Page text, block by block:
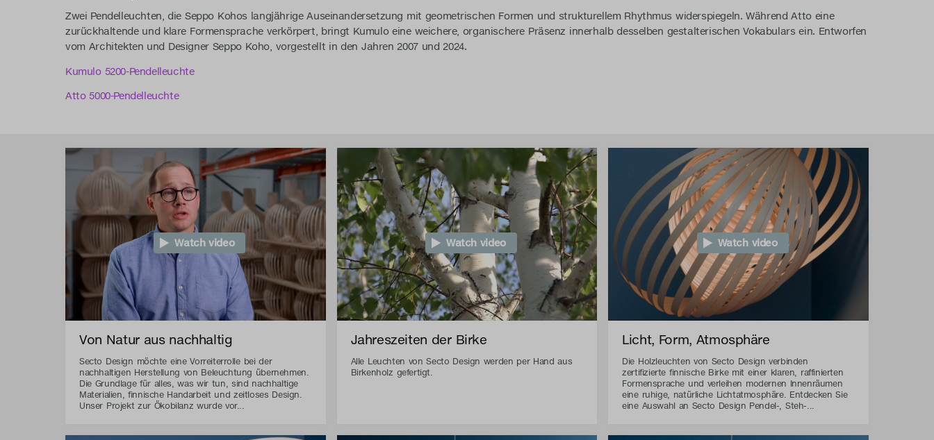
Zwei Pendelleuchten, die Seppo Kohos langjährige Auseinandersetzung mit geometrischen Formen und strukturellem Rhythmus widerspiegeln. Während Atto eine
zurückhaltende und klare Formensprache verkörpert, bringt Kumulo eine weichere, organischere Präsenz innerhalb desselben gestalterischen Vokabulars ein. Entworfen
vom Architekten und Designer Seppo Koho, vorgestellt in den Jahren 2007 und 2024.
Kumulo 5200-Pendelleuchte
Atto 5000-Pendelleuchte
Watch video
Von Natur aus nachhaltig
Secto Design möchte eine Vorreiterrolle bei der
nachhaltigen Herstellung von Beleuchtung übernehmen.
Die Grundlage für alles, was wir tun, sind nachhaltige
Materialien, finnische Handarbeit und zeitloses Design.
Unser Projekt zur Ökobilanz wurde vor...
Watch video
Jahreszeiten der Birke
Alle Leuchten von Secto Design werden per Hand aus
Birkenholz gefertigt.
Watch video
Licht, Form, Atmosphäre
Die Holzleuchten von Secto Design verbinden
zertifizierte finnische Birke mit einer klaren, raffinierten
Formensprache und verleihen modernen Innenräumen
eine ruhige, natürliche Lichtatmosphäre. Entdecken Sie
eine Auswahl an Secto Design Pendel-, Steh-...